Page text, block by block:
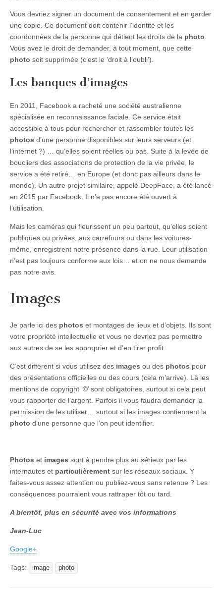
Vous devriez signer un document de consentement et en garder
une copie. Ce document doit contenir l’identité et les
coordonnées de la personne qui détient les droits de la photo
Vous avez le droit de demander, à tout moment, que cette
photo soit supprimée (c’est le ‘droit à l’oubli’).
Les banques d’images
En 2011, Facebook a racheté une société australienne
spécialisée en reconnaissance faciale. Ce service était
accessible à tous pour rechercher et rassembler toutes les
photos d’une personne disponibles sur leurs serveurs (et
l’internet ?) … qu’elles soient réelles ou pas. Suite à la levée de
boucliers des associations de protection de la vie privée, le
service a été retiré… en Europe (et donc pas ailleurs dans le
monde). Un autre projet similaire, appelé DeepFace, a été lancé
en 2015 par Facebook. Il n’a pas encore été ouvert à
l’utilisation.
Mais les caméras qui fleurissent un peu partout, qu’elles soient
publiques ou privées, aux carrefours ou dans les voitures-
même, enregistrent notre présence dans la rue. Leur utilisation
n’est pas toujours conforme aux lois… et on ne nous demande
pas notre avis.
Images
Je parle ici des photos et montages de lieux et d’objets. Ils sont
votre propriété intellectu­elle et vous ne devriez pas permettre
aux autres de se les approprier et d’en tirer profit.
C’est différent si vous utilisez des images ou des photos pour
des présentations officielles ou des cours (cela m’arrive). Là les
mentions de copyright ‘©’ sont obligatoires, surtout si cela peut
vous rapporter de l’argent. Parfois il vous faudra demander la
permission de les utiliser… surtout si les images contiennent la
photo d’une personne que l’on peut identifier.
Photos et images sont à pendre plus au sérieux par les
internautes et particulièrement sur les réseaux sociaux. Y
faites-vous assez attention ou publiez-vous sans retenue ? Les
conséquences pourraient vous rattraper tôt ou tard.
A bientôt, plus en sécurité avec vos informations
Jean-Luc
Google+
Tags: image photo